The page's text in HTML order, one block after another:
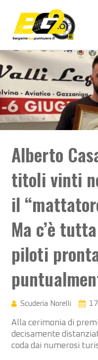
Alberto
titoli vinti
il
Ma c’è
piloti
Scuderia Norelli
Alla cerimonia di
decisamente
coda dai numerosi